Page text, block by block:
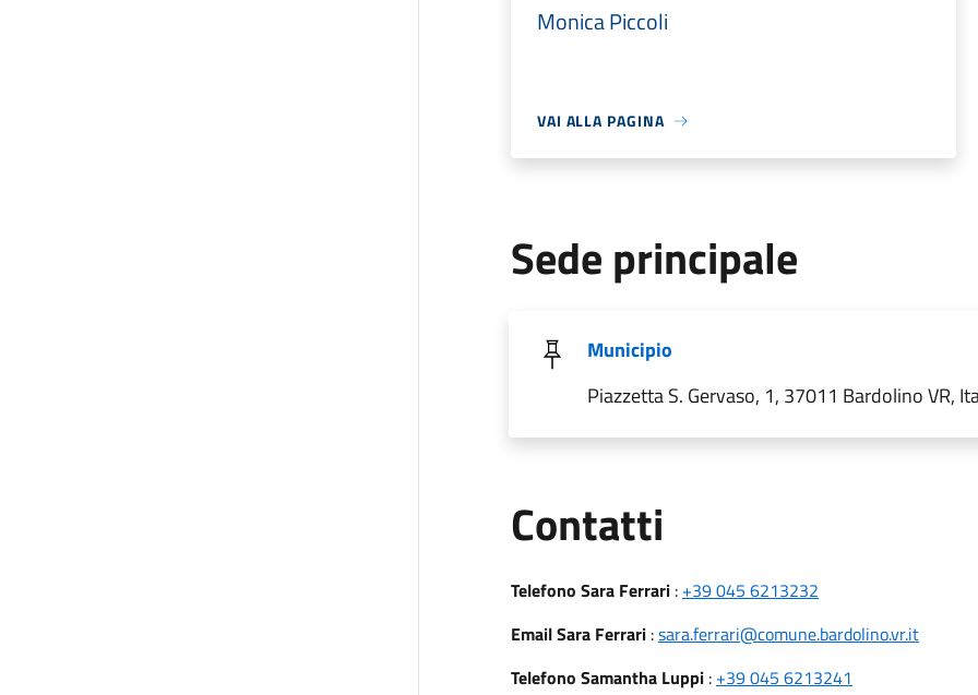
Monica Piccoli
VAI ALLA PAGINA
Sede principale
Municipio
Piazzetta S. Gervaso, 1, 37011 Bardolino VR,
Contatti
Telefono Sara Ferrari: +39 045 6213232
Email Sara Ferrari :sara.ferrari@comune.bardolino.vr.it
Telefono Samantha Luppi: +39 045 6213241